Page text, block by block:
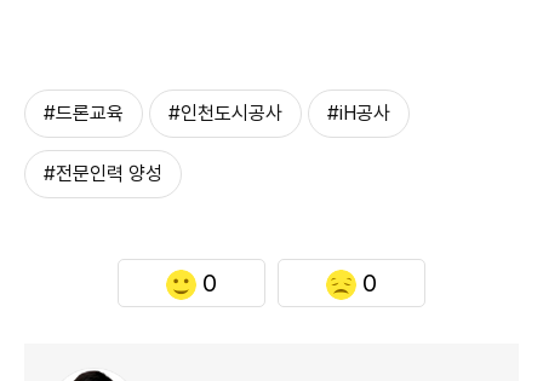
#드론교육 #인천도시공사 #iH공사
#전문인력 양성
0 0